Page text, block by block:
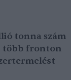
tonna szám
több fronton